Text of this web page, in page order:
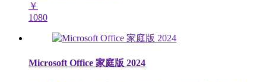
￥
1080
Microsoft Office 家庭版 2024